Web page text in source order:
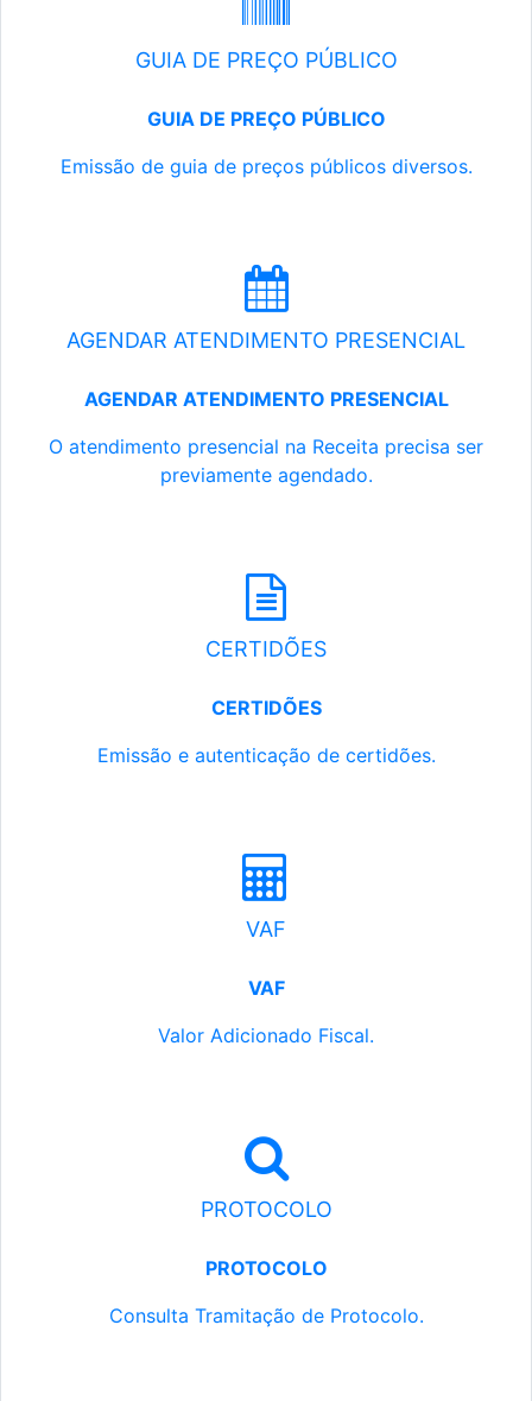
GUIA DE PREÇO PÚBLICO
GUIA DE PREÇO PÚBLICO
Emissão de guia de preços públicos diversos.
AGENDAR ATENDIMENTO PRESENCIAL
AGENDAR ATENDIMENTO PRESENCIAL
O atendimento presencial na Receita precisa ser
previamente agendado.
CERTIDÕES
CERTIDÕES
Emissão e autenticação de certidões.
VAF
VAF
Valor Adicionado Fiscal.
PROTOCOLO
PROTOCOLO
Consulta Tramitação de Protocolo.